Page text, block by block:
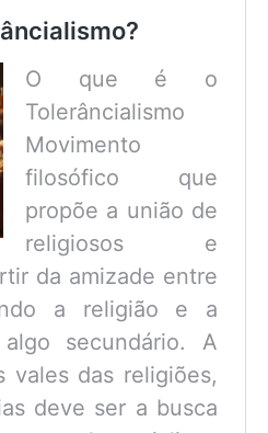
O que é o
Tolerâncialismo
Movimento
filosófico que
propõe a união de
religiosos e
da amizade entre
a religião e a
secundário. A
vales das religiões,
deve ser a busca